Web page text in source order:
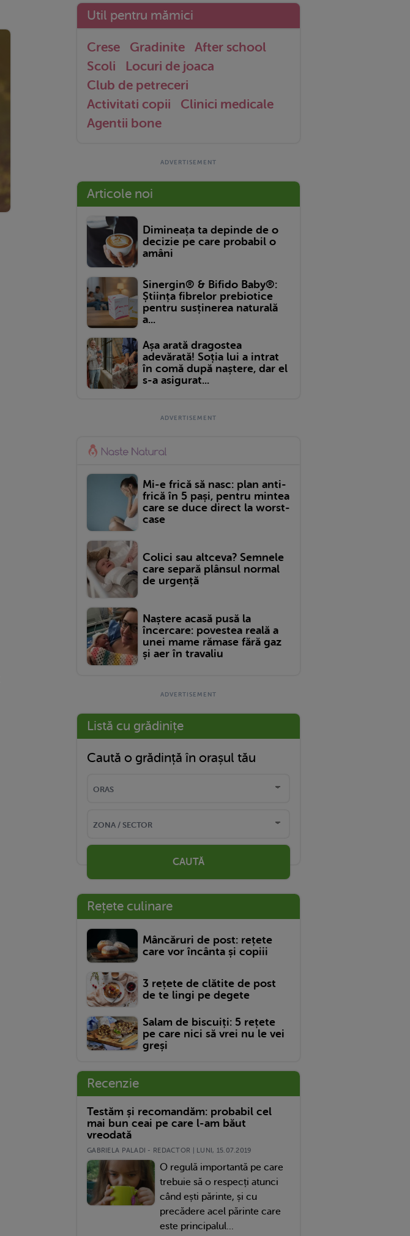
Util pentru mămici
Crese Gradinite
After school
Scoli
Locuri de joaca
Club de petreceri
Activitati copii
Clinici medicale
Agentii bone
Articole noi
Dimineața ta depinde de o
decizie pe care probabil o
amâni
Sinergin® & Bifido Baby®:
Știința fibrelor prebiotice
pentru susținerea naturală
a...
Așa arată dragostea
adevărată! Soția lui a intrat
în comă după naștere, dar el
s-a asigurat...
Mi-e frică să nasc: plan anti-
frică în 5 pași, pentru mintea
care se duce direct la worst-
case
Colici sau altceva? Semnele
care separă plânsul normal
de urgență
Naștere acasă pusă la
încercare: povestea reală a
unei mame rămase fără gaz
și aer în travaliu
Listă cu grădinițe
Caută o grădință în orașul tău
CAUTĂ
Rețete culinare
Mâncăruri de post: rețete
care vor încânta și copiii
3 rețete de clătite de post
de te lingi pe degete
Salam de biscuiți: 5 rețete
pe care nici să vrei nu le vei
greși
Recenzie
Testăm și recomandăm: probabil cel
mai bun ceai pe care l-am băut
vreodată
GABRIELA PALADI - REDACTOR | LUNI, 15.07.2019
O regulă importantă pe care
trebuie să o respecți atunci
când ești părinte, și cu
precădere acel părinte care
este principalul...